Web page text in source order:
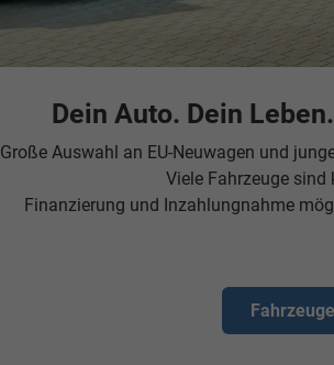
Dein Auto. Dein
Große Auswahl an EU-Neuwagen und
Viele Fahrzeuge
Finanzierung und Inzahlungnahme